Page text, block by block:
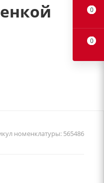
номенклатуры: 565486
0
0